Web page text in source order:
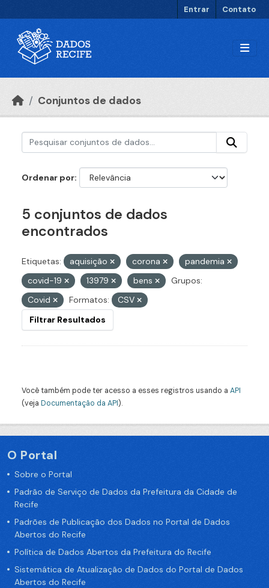
Entrar Contato
Conjuntos de dados
Ordenar por
5 conjuntos de dados
encontrados
Etiquetas: aquisição corona
pandemia
covid-19
13979 bens
Grupos:
Covid
Formatos:
CSV
Filtrar Resultados
Você também pode ter acesso a esses registros usando a API
(veja Documentação da API).
O Portal
Sobre o Portal
Padrão de Serviço de Dados da Prefeitura da Cidade de
Recife
Padrões de Publicação dos Dados no Portal de Dados
Abertos do Recife
Política de Dados Abertos da Prefeitura do Recife
Sistemática de Atualização de Dados do Portal de Dados
Abertos do Recife